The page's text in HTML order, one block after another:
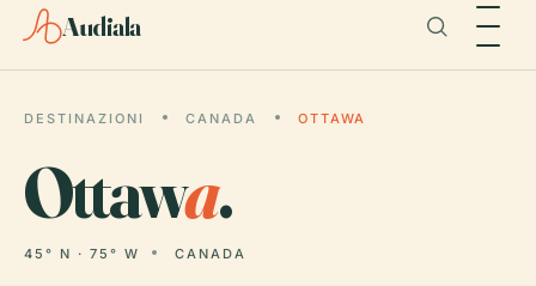
Audiala
DESTINAZIONI CANADA OTTAWA
Ottawa.
45° N · 75° W CANADA